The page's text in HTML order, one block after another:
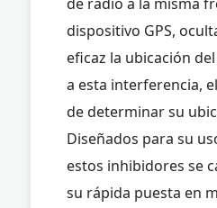
dispositivo GPS,
eficaz la ubicación
a esta interferencia,
de determinar su
Diseñados para su
estos inhibidores se
su rápida puesta en